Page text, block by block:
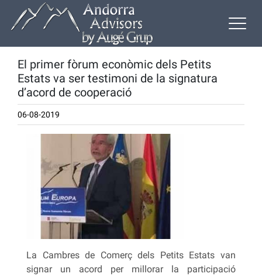
El primer fòrum econòmic dels Petits
Estats va ser testimoni de la signatura
d’acord de cooperació
06-08-2019
La Cambres de Comerç dels Petits Estats van
signar un acord per millorar la participació